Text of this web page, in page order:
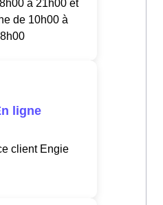
à 21h00 et
de 10h00 à
ligne
client Engie